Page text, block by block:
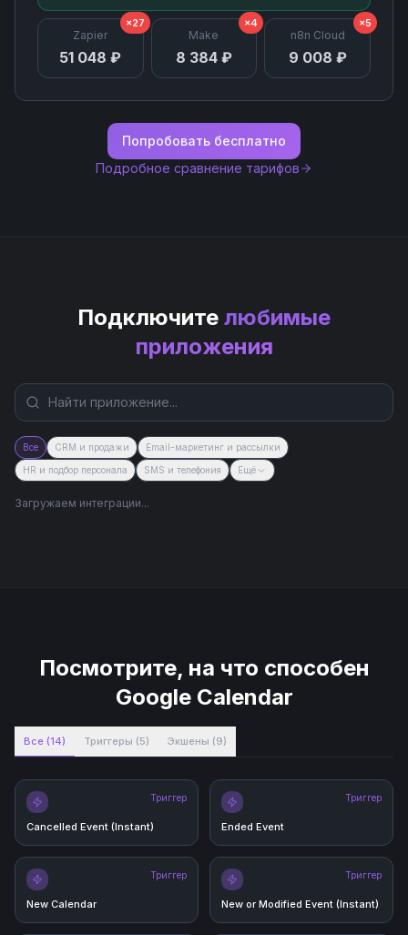
Zapier
51 048 ₽
×27
Make
8 384 ₽
×4
n8n Cloud
9 008 ₽
×5
Попробовать бесплатно
Подробное сравнение тарифов
Подключите любимые
приложения
Все CRM и продажи Email-маркетинг и рассылки
HR и подбор персонала SMS и телефония Ещё
Загружаем интеграции...
Посмотрите, на что способен
Google Calendar
Все (14) Триггеры (5) Экшены (9)
Триггер
Cancelled Event (Instant)
Триггер
Ended Event
Триггер
New Calendar
Триггер
New or Modified Event (Instant)